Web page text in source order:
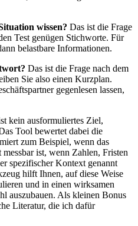
wissen? Das ist die Frage
Test genügen Stichworte. Für
belastbare Informationen.
Das ist die Frage nach dem
Sie also einen Kurzplan.
gegenlesen lassen,
kein ausformuliertes Ziel,
Tool bewertet dabei die
zum Beispiel, wenn das
ist, wenn Zahlen, Fristen
spezifischer Kontext genannt
hilft Ihnen, auf diese Weise
und in einen wirksamen
auszubauen. Als kleinen Bonus
Literatur, die ich dafür